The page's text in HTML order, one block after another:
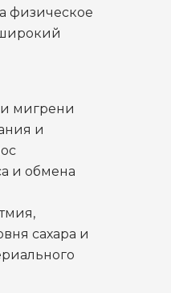
физическое
мигрени
и
и обмена
сахара и